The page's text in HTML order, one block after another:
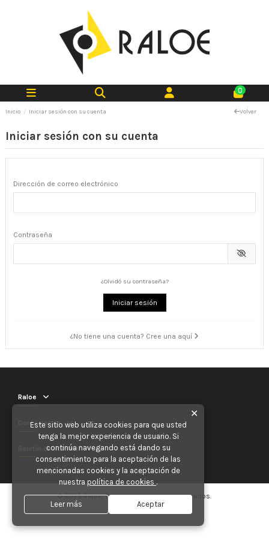
0
Inicio Iniciar sesión con su cuenta Volver
Iniciar sesión con su cuenta
Dirección de correo electrónico
Contraseña
¿Olvidó su contraseña?
Iniciar sesión
¿No tiene una cuenta? Cree una aquí
Raloe
Contáctenos
Boletín de noticias
© 2025 Raloe. Todos los derechos reservados.
✕
Este sitio web utiliza cookies para que usted
tenga la mejor experiencia de usuario. Si
continúa navegando está dando su
consentimiento para la aceptación de las
mencionadas cookies y la aceptación de
nuestra política de cookies .
Leer más Aceptar